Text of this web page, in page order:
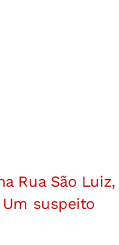
Rua São Luiz,
Um suspeito